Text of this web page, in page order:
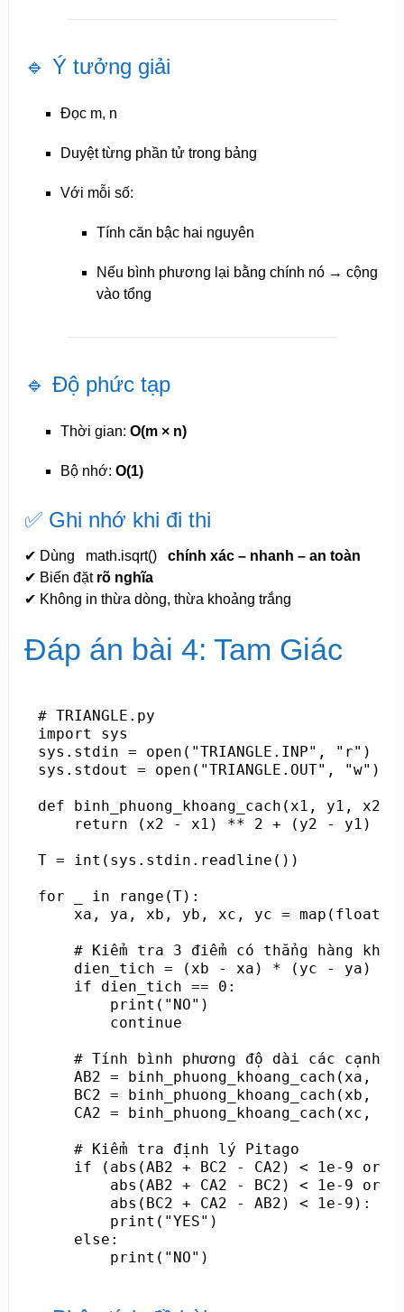
🔹 Ý tưởng giải
Đọc m, n
Duyệt từng phần tử trong bảng
Với mỗi số:
Tính căn bậc hai nguyên
Nếu bình phương lại bằng chính nó → cộng
vào tổng
🔹 Độ phức tạp
Thời gian: O(m × n)
Bộ nhớ: O(1)
✅ Ghi nhớ khi đi thi
✔ Dùng math.isqrt()
chính xác – nhanh – an toàn
✔ Biến đặt rõ nghĩa
✔ Không in thừa dòng, thừa khoảng trắng
Đáp án bài 4: Tam Giác
# TRIANGLE.py
import sys
sys.stdin = open("TRIANGLE.INP", "r")
sys.stdout = open("TRIANGLE.OUT", "w")
def binh_phuong_khoang_cach(x1, y1, x2,
return (x2 - x1) ** 2 + (y2 - y1) **
T = int(sys.stdin.readline())
for _ in range(T):
xa, ya, xb, yb, xc, yc = map(float,
# Kiểm tra 3 điểm có thẳng hàng
dien_tich = (xb - xa) * (yc - ya) -
    if dien_tich == 0:
        print("NO")
        continue
    # Tính bình phương độ dài các cạnh
AB2 = binh_phuong_khoang_cach(xa,
BC2 = binh_phuong_khoang_cach(xb,
CA2 = binh_phuong_khoang_cach(xc,
    # Kiểm tra định lý Pitago
    if (abs(AB2 + BC2 - CA2) < 1e-9 or
        abs(AB2 + CA2 - BC2) < 1e-9 or
        abs(BC2 + CA2 - AB2) < 1e-9):
        print("YES")
    else: